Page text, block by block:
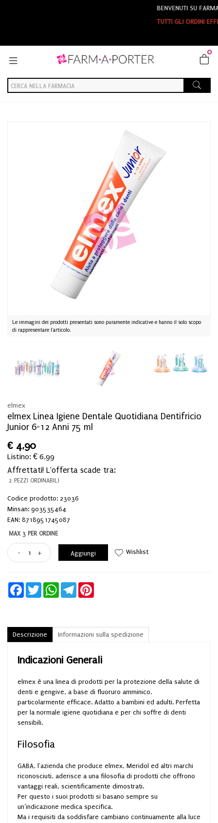
BENVENUTI SU FARMAPORTER
TUTTI GLI ORDINI
0
Le immagini dei prodotti presentati sono puramente indicative e hanno il solo scopo
di rappresentare l'articolo.
elmex
elmex Linea Igiene Dentale Quotidiana Dentifricio
Junior 6-12 Anni 75 ml
€ 4,90
Listino: € 6,99
Affrettati! L'offerta scade tra:
2 PEZZI ORDINABILI
Codice prodotto: 23036
Minsan: 903535464
EAN: 8718951745087
MAX 3 PER ORDINE
- + Aggiungi Wishlist
FacebookTwitter WhatsAppTelegram
Descrizione Informazioni sulla spedizione
Indicazioni Generali
elmex è una linea di prodotti per la protezione della salute di
denti e gengive, a base di fluoruro amminico,
particolarmente efficace. Adatto a bambini ed adulti. Perfetta
per la normale igiene quotidiana e per chi soffre di denti
sensibili.
Filosofia
GABA, l'azienda che produce elmex, Meridol ed altri marchi
riconosciuti, aderisce a una filosofia di prodotti che offrono
vantaggi reali, scientificamente dimostrati.
Per questo i suoi prodotti si basano sempre su
un’indicazione medica specifica.
Ma i requisiti da soddisfare cambiano continuamente alla luce